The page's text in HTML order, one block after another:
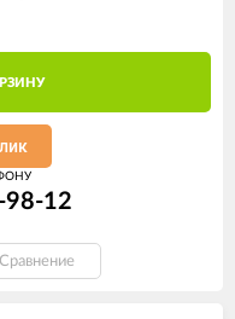
98-12
Сравнение